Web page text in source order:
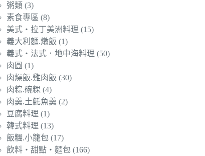
粥類 (3)
素食專區 (8)
美式‧拉丁美洲料理 (15)
義大利麵.燉飯 (1)
義式‧法式．地中海料理 (50)
肉圓 (1)
肉燥飯.雞肉飯 (30)
肉粽.碗粿 (4)
肉羹.土魠魚羹 (2)
豆腐料理 (1)
韓式料理 (13)
飯糰.小籠包 (17)
飲料‧甜點‧麵包 (166)